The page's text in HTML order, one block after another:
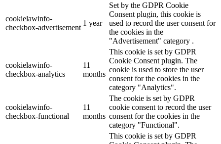
cookielawinfo-
checkbox-advertisement
1 year
Set by the GDPR Cookie
Consent plugin, this cookie is
used to record the user consent for
the cookies in the
"Advertisement" category .
cookielawinfo-
checkbox-analytics
11
months
This cookie is set by GDPR
Cookie Consent plugin. The
cookie is used to store the user
consent for the cookies in the
category "Analytics".
cookielawinfo-
checkbox-functional
11
months
The cookie is set by GDPR
cookie consent to record the user
consent for the cookies in the
category "Functional".
This cookie is set by GDPR